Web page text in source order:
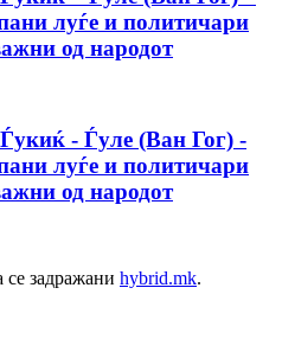
луѓе и политичари
од народот
- Ѓуле (Ван Гог) -
луѓе и политичари
од народот
се задражани hybrid.mk.